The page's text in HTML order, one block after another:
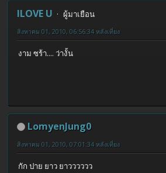
ILOVE U
ผู้มาเยือน
สิงหาคม 01, 2010, 06:56:34 หลังเที่ยง
งาม ซร้า.... ว่างั้น
LomyenJung0
สิงหาคม 01, 2010, 07:01:34 หลังเที่ยง
กัก ปาย ยาว ยาวววววว